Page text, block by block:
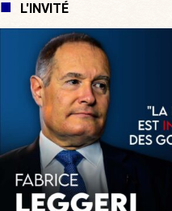
L'INVITÉ